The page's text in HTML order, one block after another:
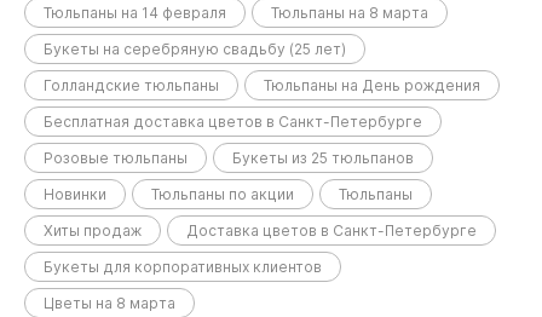
Тюльпаны на 14 февраля
Тюльпаны на 8 марта
Букеты на серебряную свадьбу (25 лет)
Голландские тюльпаны
Тюльпаны на День рождения
Бесплатная доставка цветов в Санкт-Петербурге
Розовые тюльпаны
Букеты из 25 тюльпанов
Новинки
Тюльпаны по акции
Тюльпаны
Хиты продаж
Доставка цветов в Санкт-Петербурге
Букеты для корпоративных клиентов
Цветы на 8 марта